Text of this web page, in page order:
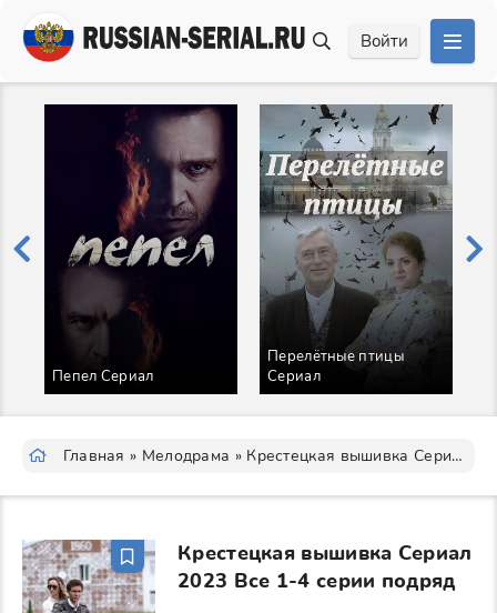
Войти
Пепел Сериал
Перелётные птицы
Сериал
Главная » Мелодрама » Крестецкая вышивка Сериал
Крестецкая вышивка Сериал
2023 Все 1-4 серии подряд